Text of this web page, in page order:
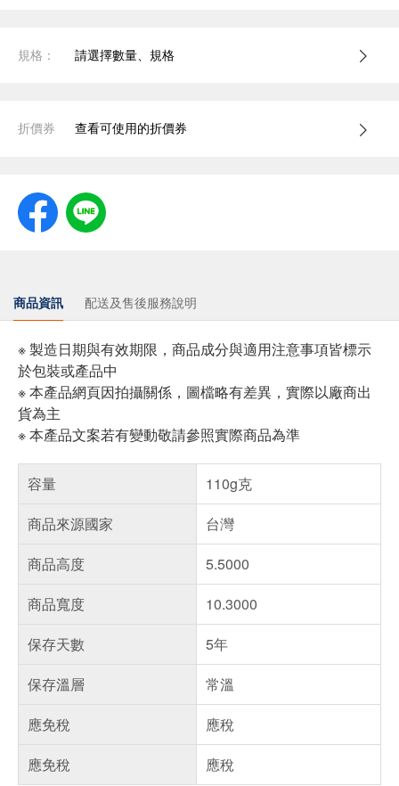
規格： 請選擇數量、規格
折價券 查看可使用的折價券
商品資訊 配送及售後服務說明
※ 製造日期與有效期限，商品成分與適用注意事項皆標示
於包裝或產品中
※ 本產品網頁因拍攝關係，圖檔略有差異，實際以廠商出
貨為主
※ 本產品文案若有變動敬請參照實際商品為準
容量
110g克
商品來源國家
台灣
商品高度
5.5000
商品寬度
10.3000
保存天數
5年
保存溫層
常溫
應免稅
應稅
應免稅
應稅